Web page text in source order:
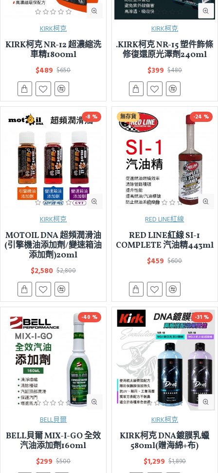
KIRK柯克
KIRK柯克 NR-12 超濃縮洗
車精1800ml
$489 $650
KIRK柯克
.KIRK柯克 NR-15 塑件飾條
修復還原光澤劑240ml
$399 $480
-8 %
KIRK柯克
MOTOIL DNA 超頻潤滑油
(引擎機油添加劑/變速箱油
添加劑)20ml
$2,580 $2,800
-24 %
無存貨
RED LINE紅線
RED LINE紅線 SI-1
COMPLETE 汽油精443ml
$459 $600
-40 %
BELL貝爾
BELL貝爾 MIX-I-GO 全效
汽油添加劑160ml
$299 $500
-31 %
KIRK柯克
KIRK柯克 DNA鍍膜乳蠟
580ml(贈海綿+布)
$1,299 $1,890